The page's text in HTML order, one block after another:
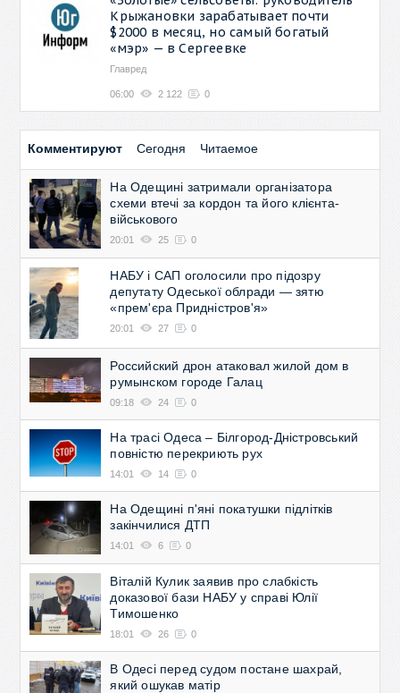
Крыжановки зарабатывает почти
$2000 в месяц, но самый богатый
«мэр» — в Сергеевке
Главред
06:00 2 122 0
Комментируют Сегодня Читаемое
На Одещині затримали організатора
схеми втечі за кордон та його клієнта-
військового
20:01 25 0
НАБУ і САП оголосили про підозру
депутату Одеської облради — зятю
«прем'єра Придністров'я»
20:01 27 0
Российский дрон атаковал жилой дом в
румынском городе Галац
09:18 24 0
На трасі Одеса – Білгород-Дністровський
повністю перекриють рух
14:01 14 0
На Одещині п'яні покатушки підлітків
закінчилися ДТП
14:01 6 0
Віталій Кулик заявив про слабкість
доказової бази НАБУ у справі Юлії
Тимошенко
18:01 26 0
В Одесі перед судом постане шахрай,
який ошукав матір